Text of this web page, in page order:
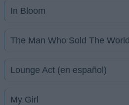
In Bloom
The Man Who Sold The World
Lounge Act (en español)
My Girl